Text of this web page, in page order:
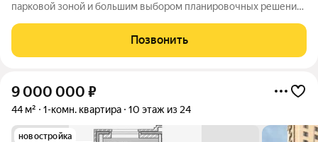
парковой зоной и большим выбором планировочных решений.
с безопасным покрытием.
Позвонить
9 000 000 ₽
44 м² 1-комн. квартира 10 этаж из 24
новостройка